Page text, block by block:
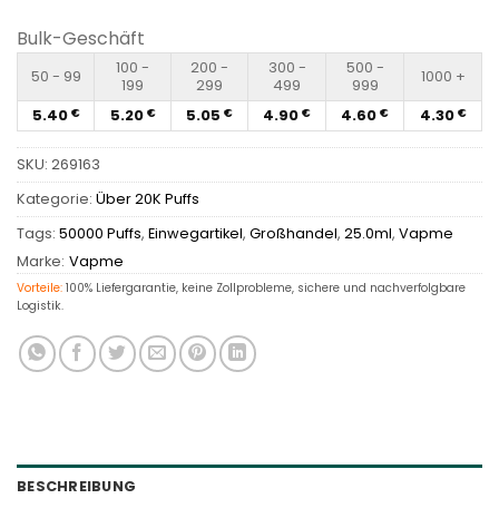
Bulk-Geschäft
50 - 99
100 -
199
200 -
299
300 -
499
500 -
999
1000 +
5.40 € 5.20 € 5.05 € 4.90 € 4.60 € 4.30 €
SKU: 269163
Kategorie: Über 20K Puffs
Tags: 50000 Puffs, Einwegartikel, Großhandel, 25.0ml, Vapme
Marke: Vapme
Vorteile: 100% Liefergarantie, keine Zollprobleme, sichere und nachverfolgbare
Logistik.
BESCHREIBUNG